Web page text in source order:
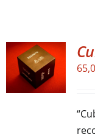
ADD TO
CART /
DETALLES